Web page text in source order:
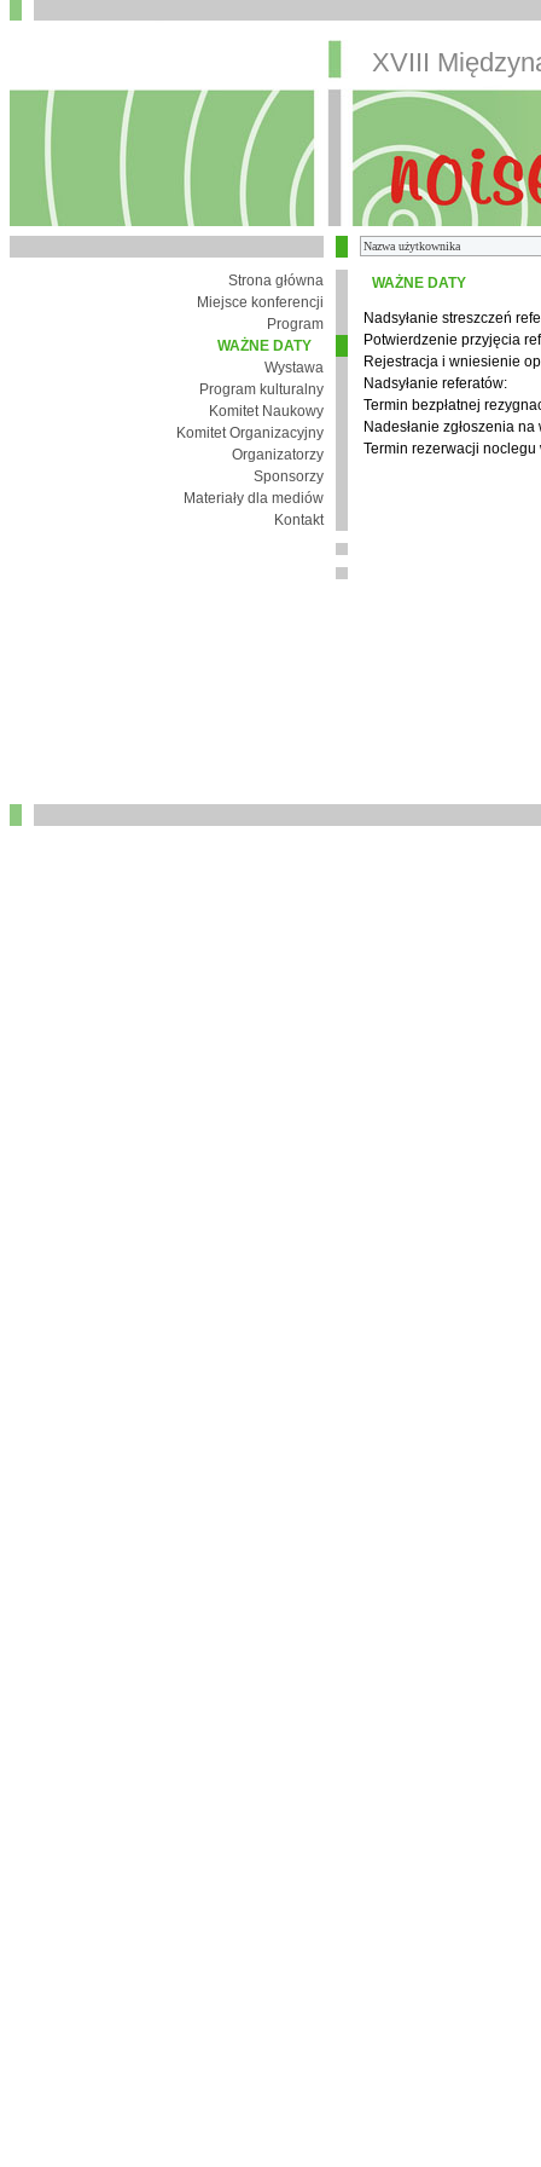
XVIII
Strona główna
Miejsce konferencji
Program
WAŻNE DATY
Wystawa
Program kulturalny
Komitet Naukowy
Komitet Organizacyjny
Organizatorzy
Sponsorzy
Materiały dla mediów
Kontakt
WAŻNE DATY
Nadsyłanie streszczeń
Potwierdzenie przyjęcia
Rejestracja i wniesienie
Nadsyłanie referatów:
Termin bezpłatnej
Nadesłanie zgłoszenia na
Termin rezerwacji